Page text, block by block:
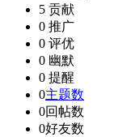
5 贡献
0 推广
0 评优
0 幽默
0 提醒
0主题数
0回帖数
0好友数